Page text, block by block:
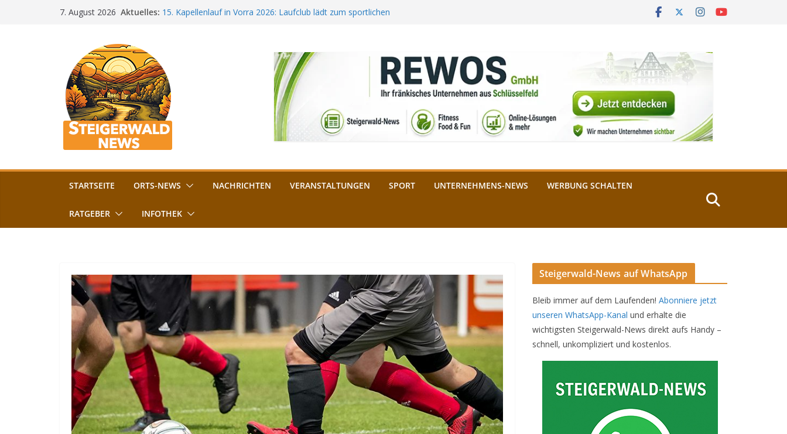
7. August 2026 Aktuelles: 15. Kapellenlauf in Vorra 2026: Laufclub lädt zum sportlichen
„Bamberger Böhnla“: Kaffee aus Bamberg unterstützt die
Lebenshilfe
Aschbacher Kerwa startet bald: Das ist heuer geboten
Vollsperrung am Friedhof in Schlüsselfeld: Kreuzung ab 3.
August gesperrt
STARTSEITE ORTS-NEWS NACHRICHTEN VERANSTALTUNGEN SPORT UNTERNEHMENS-NEWS WERBUNG SCHALTEN
RATGEBER INFOTHEK
Steigerwald-News auf WhatsApp
Bleib immer auf dem Laufenden! Abonniere jetzt
unseren WhatsApp-Kanal und erhalte die
wichtigsten Steigerwald-News direkt aufs Handy –
schnell, unkompliziert und kostenlos.